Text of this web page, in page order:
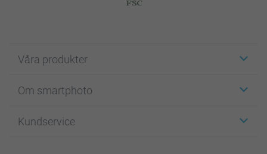
Våra produkter
Fotokort
Fotoböcker
Om smartphoto
För affiliates
Kundservice